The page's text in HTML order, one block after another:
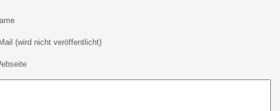
(wird nicht veröffentlicht)